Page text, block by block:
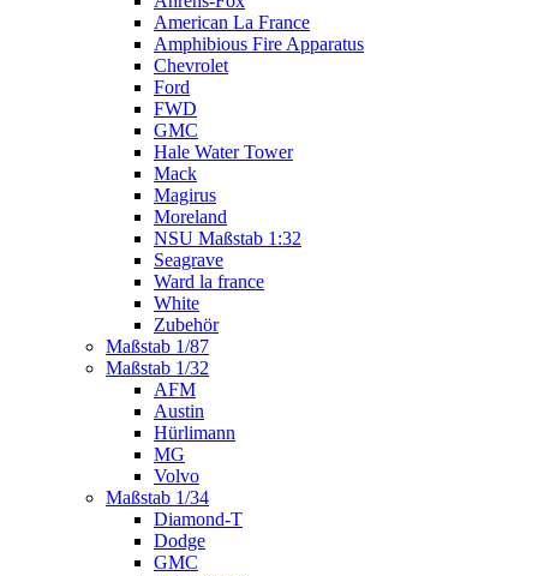
American La France
Amphibious Fire Apparatus
Chevrolet
Ford
FWD
GMC
Hale Water Tower
Mack
Magirus
Moreland
NSU Maßstab 1:32
Seagrave
Ward la france
White
Zubehör
Maßstab 1/87
Maßstab 1/32
AFM
Austin
Hürlimann
MG
Volvo
Maßstab 1/34
Diamond-T
Dodge
GMC